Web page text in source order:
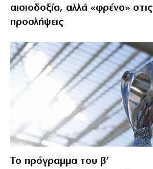
αισιοδοξία, αλλά «φρένο» στις
προσλήψεις
Το πρόγραμμα του β’